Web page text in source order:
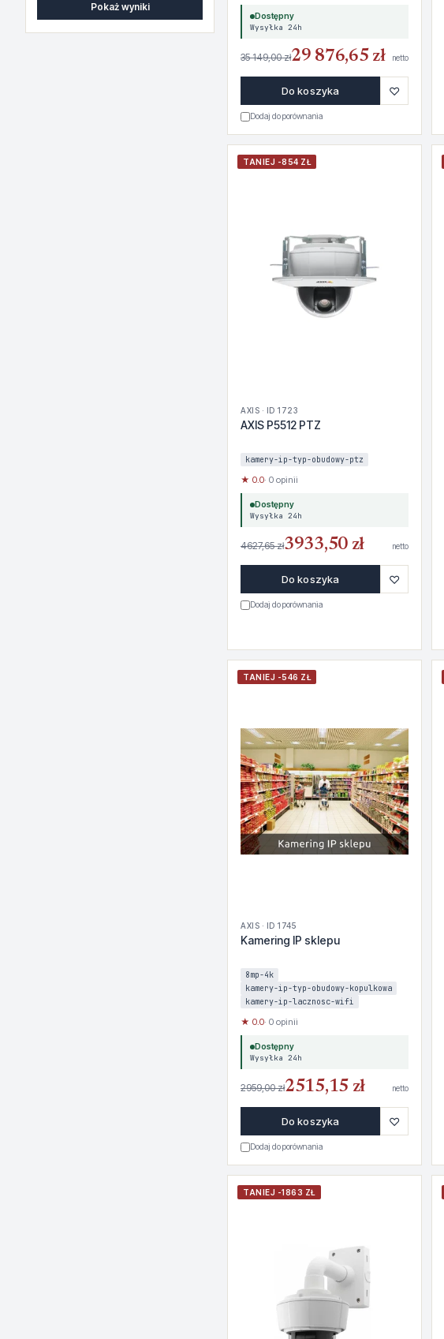
Pokaż wyniki
Dostępny
Wysyłka 24h
35 149,00 zł29 876,65 zł netto
Do koszyka ♡
Dodaj do porównania
TANIEJ -854 ZŁ
AXIS · ID 1723
AXIS P5512 PTZ
kamery-ip-typ-obudowy-ptz
★ 0.0· 0 opinii
Dostępny
Wysyłka 24h
4627,65 zł3933,50 zł netto
Do koszyka ♡
Dodaj do porównania
TANIEJ -546 ZŁ
AXIS · ID 1745
Kamering IP sklepu
8mp-4k
kamery-ip-typ-obudowy-kopulkowa
kamery-ip-lacznosc-wifi
★ 0.0· 0 opinii
Dostępny
Wysyłka 24h
2959,00 zł2515,15 zł netto
Do koszyka ♡
Dodaj do porównania
TANIEJ -1863 ZŁ